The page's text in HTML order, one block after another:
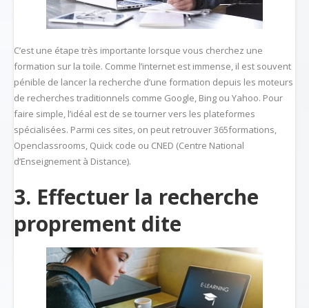
C’est une étape très importante lorsque vous cherchez une
formation sur la toile. Comme l’internet est immense, il est souvent
pénible de lancer la recherche d’une formation depuis les moteurs
de recherches traditionnels comme Google, Bing ou Yahoo. Pour
faire simple, l’idéal est de se tourner vers les plateformes
spécialisées. Parmi ces sites, on peut retrouver 365formations,
Openclassrooms, Quick code ou CNED (Centre National
d’Enseignement à Distance).
3. Effectuer la recherche
proprement dite